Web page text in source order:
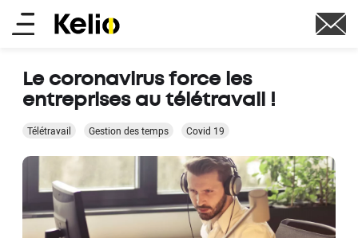
Aller
auMain
Le coronavirus force les
entreprises au télétravail !
Télétravail Gestion des temps Covid 19